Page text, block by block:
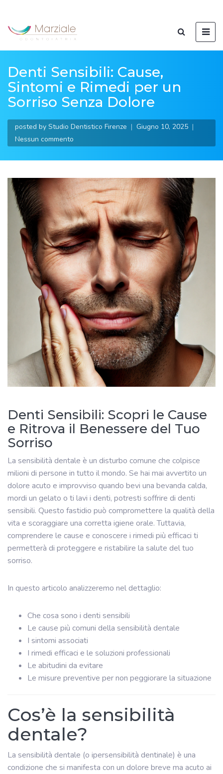
Denti Sensibili: Cause,
Sintomi e Rimedi per un
Sorriso Senza Dolore
posted by Studio Dentistico Firenze
Giugno 10, 2025
Nessun commento
Denti Sensibili: Scopri le Cause
e Ritrova il Benessere del Tuo
Sorriso
La sensibilità dentale è un disturbo comune che colpisce
milioni di persone in tutto il mondo. Se hai mai avvertito un
dolore acuto e improvviso quando bevi una bevanda calda,
mordi un gelato o ti lavi i denti, potresti soffrire di denti
sensibili. Questo fastidio può compromettere la qualità della
vita e scoraggiare una corretta igiene orale. Tuttavia,
comprendere le cause e conoscere i rimedi più efficaci ti
permetterà di proteggere e ristabilire la salute del tuo
sorriso.
In questo articolo analizzeremo nel dettaglio:
Che cosa sono i denti sensibili
Le cause più comuni della sensibilità dentale
I sintomi associati
I rimedi efficaci e le soluzioni professionali
Le abitudini da evitare
Le misure preventive per non peggiorare la situazione
Cos’è la sensibilità
dentale?
La sensibilità dentale (o ipersensibilità dentinale) è una
condizione che si manifesta con un dolore breve ma acuto ai